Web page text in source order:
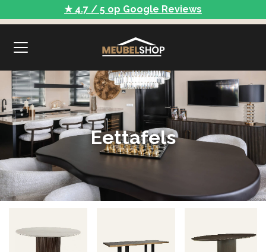
★ 4.7 / 5 op Google Reviews
Eettafels